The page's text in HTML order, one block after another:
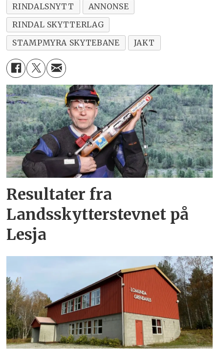
RINDALSNYTT
ANNONSE
RINDAL SKYTTERLAG
STAMPMYRA SKYTEBANE
JAKT
Resultater fra
Landsskytterstevnet på
Lesja